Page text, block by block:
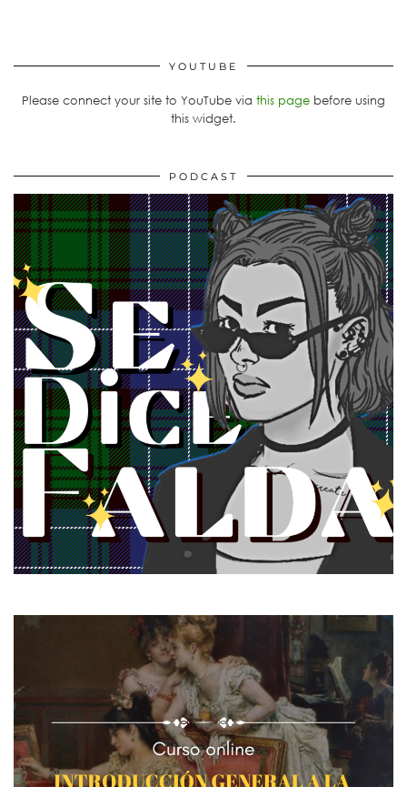
YOUTUBE
Please connect your site to YouTube via this page before using
this widget.
PODCAST